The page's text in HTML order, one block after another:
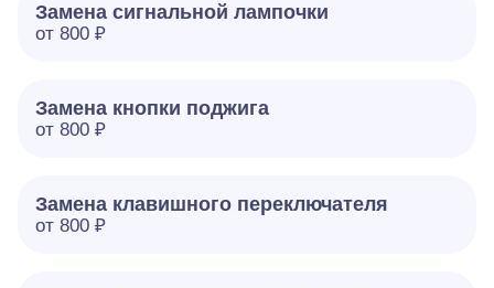
Замена сигнальной лампочки
от 800 ₽
Замена кнопки поджига
от 800 ₽
Замена клавишного переключателя
от 800 ₽